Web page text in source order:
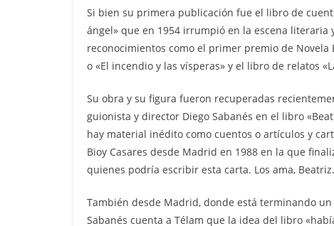
Si bien su primera publicación fue el libro de
ángel» que en 1954 irrumpió en la escena
reconocimientos como el primer premio de Novela
o «El incendio y las vísperas» y el libro de relatos
Su obra y su figura fueron recuperadas
guionista y director Diego Sabanés en el libro
hay material inédito como cuentos o artículos y
Bioy Casares desde Madrid en 1988 en la que
quienes podría escribir esta carta. Los ama,
También desde Madrid, donde está terminando
Sabanés cuenta a Télam que la idea del libro